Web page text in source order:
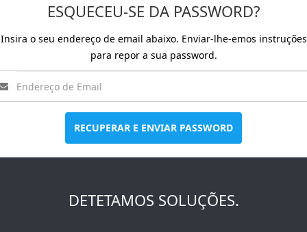
ESQUECEU-SE DA PASSWORD?
Insira o seu endereço de email abaixo. Enviar-lhe-emos instruções
para repor a sua password.
RECUPERAR E ENVIAR PASSWORD
DETETAMOS SOLUÇÕES.